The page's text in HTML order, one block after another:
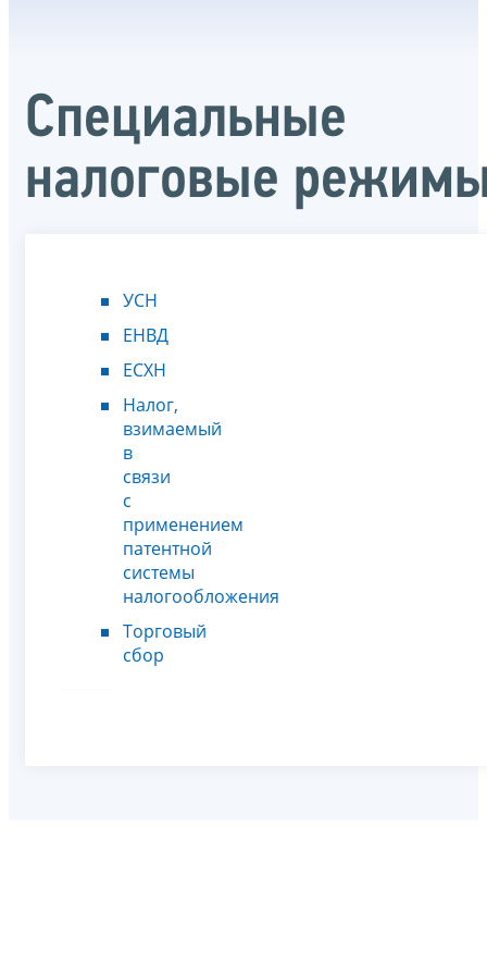
Специальные
налоговые
УСН
ЕНВД
ЕСХН
Налог,
взимаемый
в
связи
с
применением
патентной
системы
налогообложения
Торговый
сбор